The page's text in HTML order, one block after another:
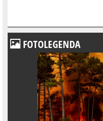
FOTOLEGENDA